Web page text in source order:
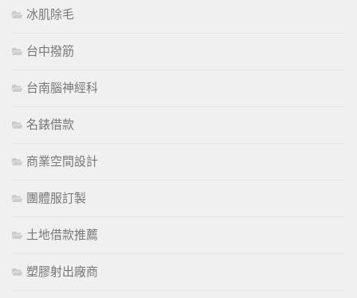
冰肌除毛
台中撥筋
台南腦神經科
名錶借款
商業空間設計
團體服訂製
土地借款推薦
塑膠射出廠商